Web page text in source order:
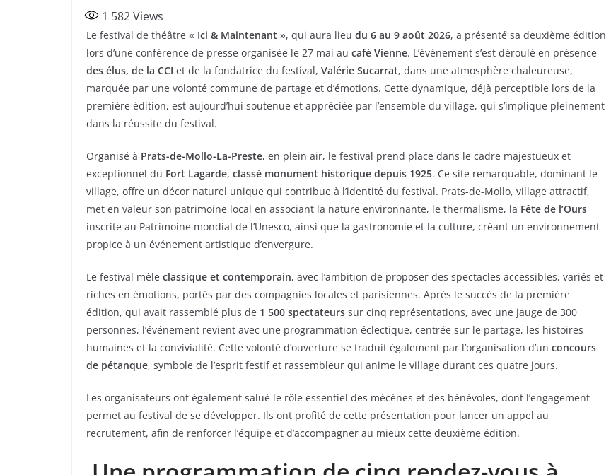
c
e
b
o
o
itt
er
ta
g
er
1 582Views
Le festival de théâtre « Ici & Maintenant », qui aura lieu du 6 au 9 août 2026, a présenté sa deuxième édition
lors d’une conférence de presse organisée le 27 mai au café Vienne. L’événement s’est déroulé en présence
des élus, de la CCI et de la fondatrice du festival, Valérie Sucarrat, dans une atmosphère chaleureuse,
marquée par une volonté commune de partage et d’émotions. Cette dynamique, déjà perceptible lors de la
première édition, est aujourd’hui soutenue et appréciée par l’ensemble du village, qui s’implique pleinement
dans la réussite du festival.
Organisé à Prats-de-Mollo-La-Preste, en plein air, le festival prend place dans le cadre majestueux et
exceptionnel du Fort Lagarde, classé monument historique depuis 1925. Ce site remarquable, dominant le
village, offre un décor naturel unique qui contribue à l’identité du festival. Prats-de-Mollo, village attractif,
met en valeur son patrimoine local en associant la nature environnante, le thermalisme, la Fête de l’Ours
inscrite au Patrimoine mondial de l’Unesco, ainsi que la gastronomie et la culture, créant un environnement
propice à un événement artistique d’envergure.
Le festival mêle classique et contemporain, avec l’ambition de proposer des spectacles accessibles, variés et
riches en émotions, portés par des compagnies locales et parisiennes. Après le succès de la première
édition, qui avait rassemblé plus de 1 500 spectateurs sur cinq représentations, avec une jauge de 300
personnes, l’événement revient avec une programmation éclectique, centrée sur le partage, les histoires
humaines et la convivialité. Cette volonté d’ouverture se traduit également par l’organisation d’un concours
de pétanque, symbole de l’esprit festif et rassembleur qui anime le village durant ces quatre jours.
Les organisateurs ont également salué le rôle essentiel des mécènes et des bénévoles, dont l’engagement
permet au festival de se développer. Ils ont profité de cette présentation pour lancer un appel au
recrutement, afin de renforcer l’équipe et d’accompagner au mieux cette deuxième édition.
Alénya présente la 5ème
édition du festival
Bioviv’Art sur le thème
« mers et océan,
essentiels et fragiles »